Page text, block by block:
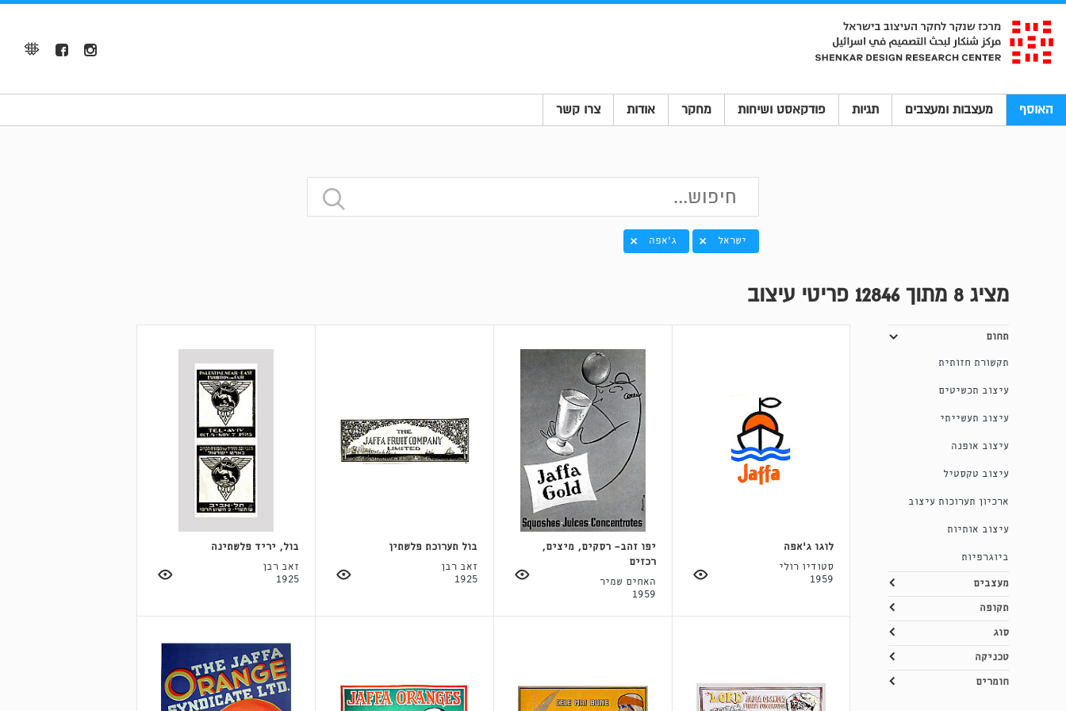
האוסף מעצבות ומעצבים תגיות פודקאסט ושיחות מחקר אודות צרו קשר
ישראל ג'אפה
מציג 8 מתוך 12846 פריטי עיצוב
תחום
תקשורת חזותית
עיצוב תכשיטים
עיצוב תעשייתי
עיצוב אופנה
עיצוב טקסטיל
ארכיון תערוכות עיצוב
עיצוב אותיות
ביוגרפיות
מעצבים
תקופה
סוג
טכניקה
חומרים
לוגו ג'אפה
סטודיו רולי
1959
יפו זהב- רסקים, מיצים,
רכזים
האחים שמיר
1959
בול תערוכת פלשתין
זאב רבן
1925
בול, יריד פלשתינה
זאב רבן
1925